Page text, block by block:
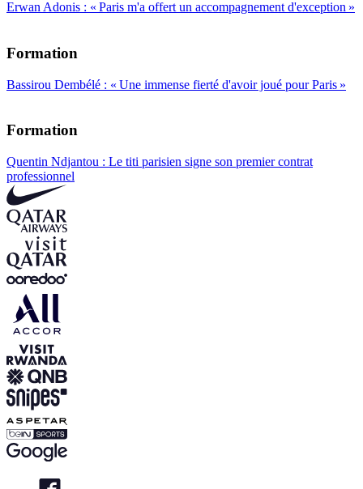
Erwan Adonis : « Paris m'a offert un accompagnement d'exception »
Formation
Bassirou Dembélé : « Une immense fierté d'avoir joué pour Paris »
Formation
Quentin Ndjantou : Le titi parisien signe son premier contrat
professionnel